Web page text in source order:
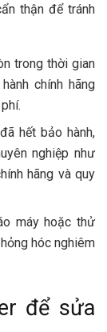
thận để tránh
trong thời gian
chính hãng
hết bảo hành,
nghiệp như
hãng và quy
máy hoặc thử
hóc nghiêm
để sửa